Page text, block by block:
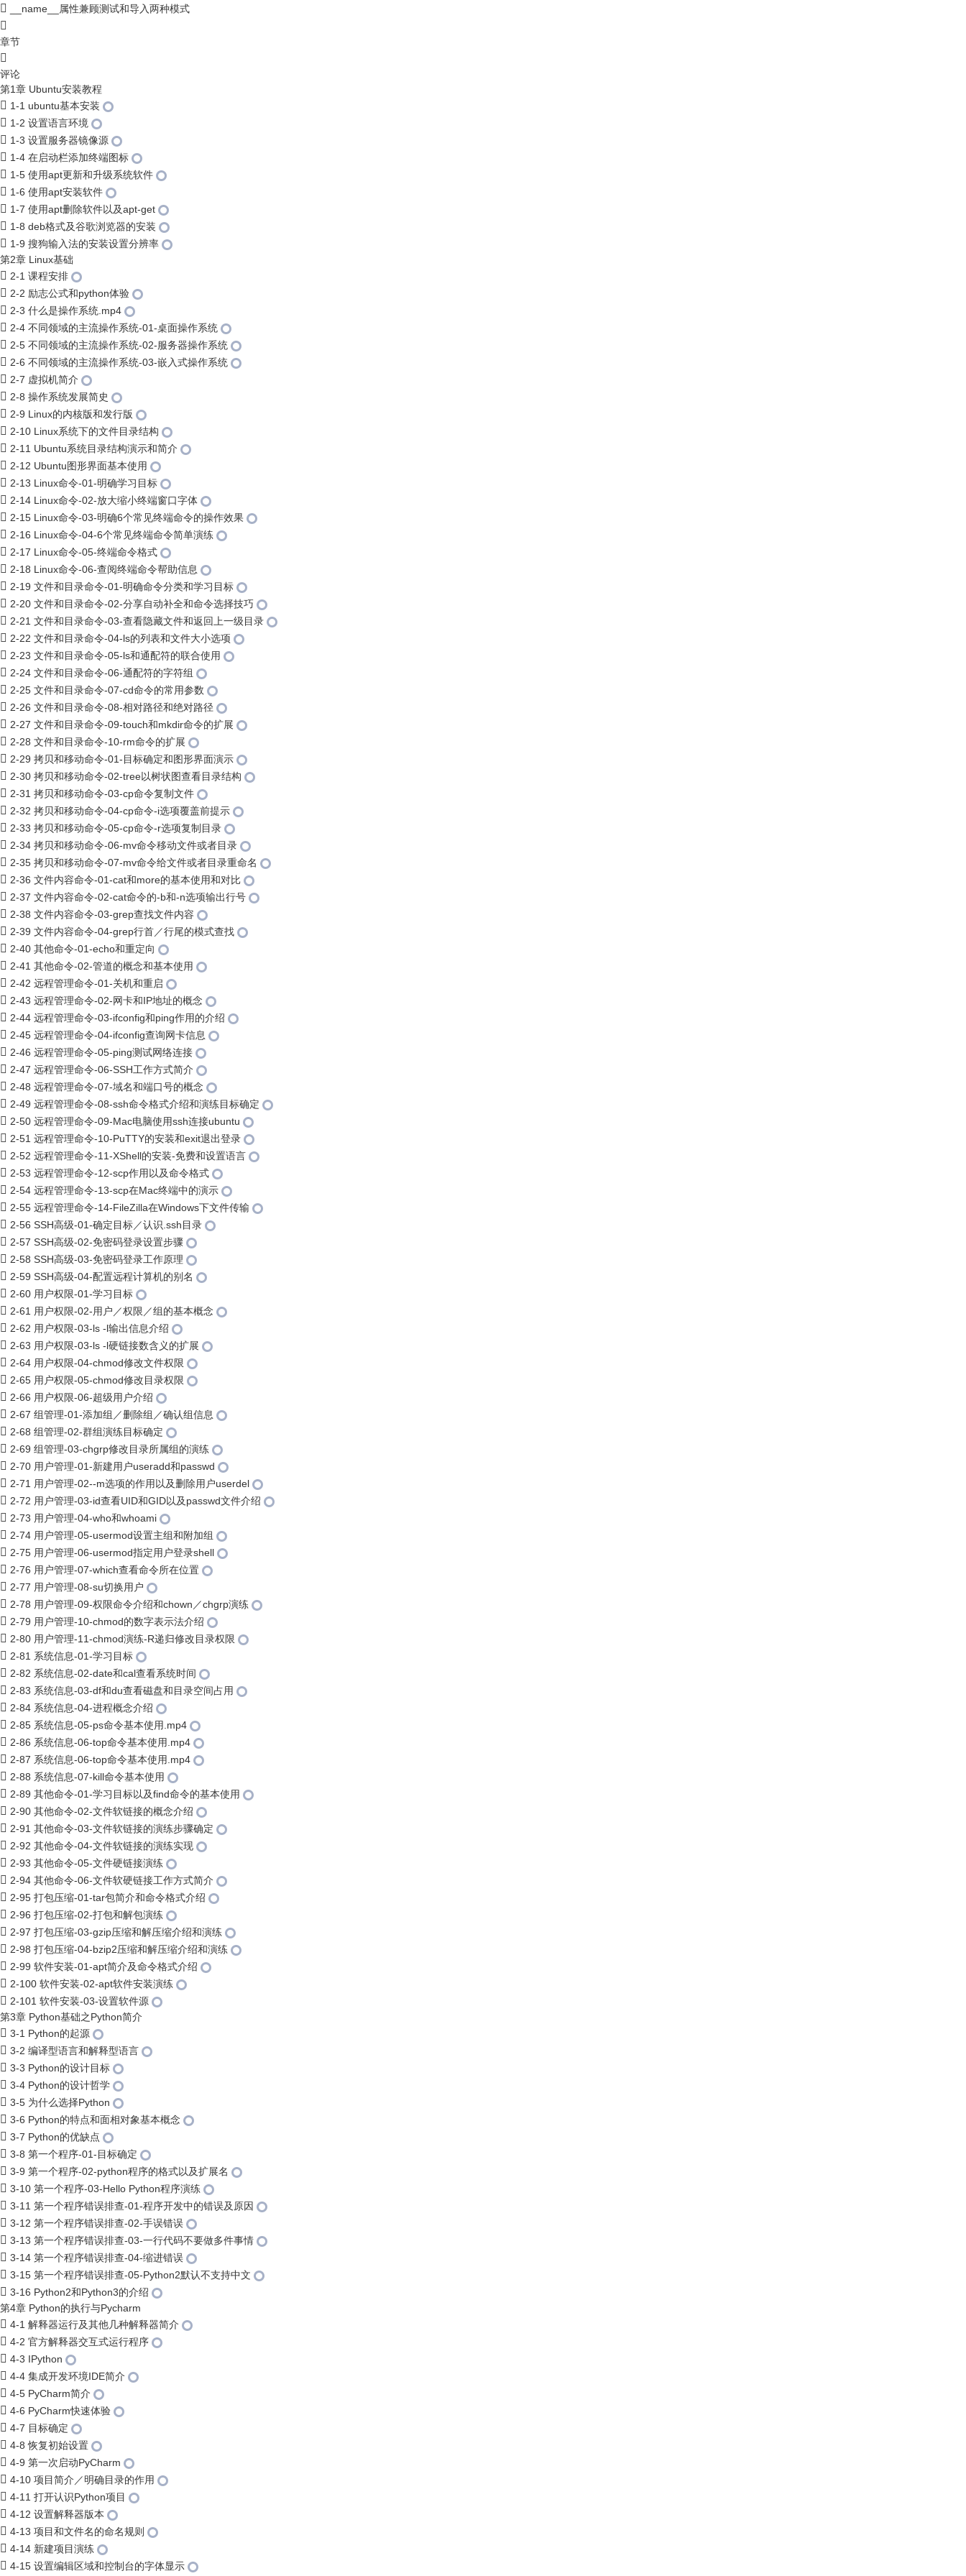
__name__属性兼顾测试和导入两种模式
章节
评论
第1章 Ubuntu安装教程
1-1 ubuntu基本安装
1-2 设置语言环境
1-3 设置服务器镜像源
1-4 在启动栏添加终端图标
1-5 使用apt更新和升级系统软件
1-6 使用apt安装软件
1-7 使用apt删除软件以及apt-get
1-8 deb格式及谷歌浏览器的安装
1-9 搜狗输入法的安装设置分辨率
第2章 Linux基础
2-1 课程安排
2-2 励志公式和python体验
2-3 什么是操作系统.mp4
2-4 不同领域的主流操作系统-01-桌面操作系统
2-5 不同领域的主流操作系统-02-服务器操作系统
2-6 不同领域的主流操作系统-03-嵌入式操作系统
2-7 虚拟机简介
2-8 操作系统发展简史
2-9 Linux的内核版和发行版
2-10 Linux系统下的文件目录结构
2-11 Ubuntu系统目录结构演示和简介
2-12 Ubuntu图形界面基本使用
2-13 Linux命令-01-明确学习目标
2-14 Linux命令-02-放大缩小终端窗口字体
2-15 Linux命令-03-明确6个常见终端命令的操作效果
2-16 Linux命令-04-6个常见终端命令简单演练
2-17 Linux命令-05-终端命令格式
2-18 Linux命令-06-查阅终端命令帮助信息
2-19 文件和目录命令-01-明确命令分类和学习目标
2-20 文件和目录命令-02-分享自动补全和命令选择技巧
2-21 文件和目录命令-03-查看隐藏文件和返回上一级目录
2-22 文件和目录命令-04-ls的列表和文件大小选项
2-23 文件和目录命令-05-ls和通配符的联合使用
2-24 文件和目录命令-06-通配符的字符组
2-25 文件和目录命令-07-cd命令的常用参数
2-26 文件和目录命令-08-相对路径和绝对路径
2-27 文件和目录命令-09-touch和mkdir命令的扩展
2-28 文件和目录命令-10-rm命令的扩展
2-29 拷贝和移动命令-01-目标确定和图形界面演示
2-30 拷贝和移动命令-02-tree以树状图查看目录结构
2-31 拷贝和移动命令-03-cp命令复制文件
2-32 拷贝和移动命令-04-cp命令-i选项覆盖前提示
2-33 拷贝和移动命令-05-cp命令-r选项复制目录
2-34 拷贝和移动命令-06-mv命令移动文件或者目录
2-35 拷贝和移动命令-07-mv命令给文件或者目录重命名
2-36 文件内容命令-01-cat和more的基本使用和对比
2-37 文件内容命令-02-cat命令的-b和-n选项输出行号
2-38 文件内容命令-03-grep查找文件内容
2-39 文件内容命令-04-grep行首／行尾的模式查找
2-40 其他命令-01-echo和重定向
2-41 其他命令-02-管道的概念和基本使用
2-42 远程管理命令-01-关机和重启
2-43 远程管理命令-02-网卡和IP地址的概念
2-44 远程管理命令-03-ifconfig和ping作用的介绍
2-45 远程管理命令-04-ifconfig查询网卡信息
2-46 远程管理命令-05-ping测试网络连接
2-47 远程管理命令-06-SSH工作方式简介
2-48 远程管理命令-07-域名和端口号的概念
2-49 远程管理命令-08-ssh命令格式介绍和演练目标确定
2-50 远程管理命令-09-Mac电脑使用ssh连接ubuntu
2-51 远程管理命令-10-PuTTY的安装和exit退出登录
2-52 远程管理命令-11-XShell的安装-免费和设置语言
2-53 远程管理命令-12-scp作用以及命令格式
2-54 远程管理命令-13-scp在Mac终端中的演示
2-55 远程管理命令-14-FileZilla在Windows下文件传输
2-56 SSH高级-01-确定目标／认识.ssh目录
2-57 SSH高级-02-免密码登录设置步骤
2-58 SSH高级-03-免密码登录工作原理
2-59 SSH高级-04-配置远程计算机的别名
2-60 用户权限-01-学习目标
2-61 用户权限-02-用户／权限／组的基本概念
2-62 用户权限-03-ls -l输出信息介绍
2-63 用户权限-03-ls -l硬链接数含义的扩展
2-64 用户权限-04-chmod修改文件权限
2-65 用户权限-05-chmod修改目录权限
2-66 用户权限-06-超级用户介绍
2-67 组管理-01-添加组／删除组／确认组信息
2-68 组管理-02-群组演练目标确定
2-69 组管理-03-chgrp修改目录所属组的演练
2-70 用户管理-01-新建用户useradd和passwd
2-71 用户管理-02--m选项的作用以及删除用户userdel
2-72 用户管理-03-id查看UID和GID以及passwd文件介绍
2-73 用户管理-04-who和whoami
2-74 用户管理-05-usermod设置主组和附加组
2-75 用户管理-06-usermod指定用户登录shell
2-76 用户管理-07-which查看命令所在位置
2-77 用户管理-08-su切换用户
2-78 用户管理-09-权限命令介绍和chown／chgrp演练
2-79 用户管理-10-chmod的数字表示法介绍
2-80 用户管理-11-chmod演练-R递归修改目录权限
2-81 系统信息-01-学习目标
2-82 系统信息-02-date和cal查看系统时间
2-83 系统信息-03-df和du查看磁盘和目录空间占用
2-84 系统信息-04-进程概念介绍
2-85 系统信息-05-ps命令基本使用.mp4
2-86 系统信息-06-top命令基本使用.mp4
2-87 系统信息-06-top命令基本使用.mp4
2-88 系统信息-07-kill命令基本使用
2-89 其他命令-01-学习目标以及find命令的基本使用
2-90 其他命令-02-文件软链接的概念介绍
2-91 其他命令-03-文件软链接的演练步骤确定
2-92 其他命令-04-文件软链接的演练实现
2-93 其他命令-05-文件硬链接演练
2-94 其他命令-06-文件软硬链接工作方式简介
2-95 打包压缩-01-tar包简介和命令格式介绍
2-96 打包压缩-02-打包和解包演练
2-97 打包压缩-03-gzip压缩和解压缩介绍和演练
2-98 打包压缩-04-bzip2压缩和解压缩介绍和演练
2-99 软件安装-01-apt简介及命令格式介绍
2-100 软件安装-02-apt软件安装演练
2-101 软件安装-03-设置软件源
第3章 Python基础之Python简介
3-1 Python的起源
3-2 编译型语言和解释型语言
3-3 Python的设计目标
3-4 Python的设计哲学
3-5 为什么选择Python
3-6 Python的特点和面相对象基本概念
3-7 Python的优缺点
3-8 第一个程序-01-目标确定
3-9 第一个程序-02-python程序的格式以及扩展名
3-10 第一个程序-03-Hello Python程序演练
3-11 第一个程序错误排查-01-程序开发中的错误及原因
3-12 第一个程序错误排查-02-手误错误
3-13 第一个程序错误排查-03-一行代码不要做多件事情
3-14 第一个程序错误排查-04-缩进错误
3-15 第一个程序错误排查-05-Python2默认不支持中文
3-16 Python2和Python3的介绍
第4章 Python的执行与Pycharm
4-1 解释器运行及其他几种解释器简介
4-2 官方解释器交互式运行程序
4-3 IPython
4-4 集成开发环境IDE简介
4-5 PyCharm简介
4-6 PyCharm快速体验
4-7 目标确定
4-8 恢复初始设置
4-9 第一次启动PyCharm
4-10 项目简介／明确目录的作用
4-11 打开认识Python项目
4-12 设置解释器版本
4-13 项目和文件名的命名规则
4-14 新建项目演练
4-15 设置编辑区域和控制台的字体显示